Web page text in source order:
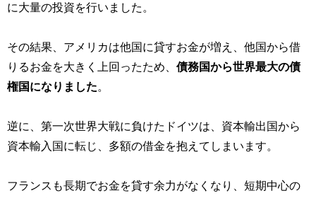
に大量の投資を行いました。
その結果、アメリカは他国に貸すお金が増え、他国から借
りるお金を大きく上回ったため、 債務国から世界最大の債
権国になりました
逆に、第一次世界大戦に負けたドイツは、資本輸出国から
資本輸入国に転じ、多額の借金を抱えてしまいます。
フランスも長期でお金を貸す余力がなくなり、短期中心の